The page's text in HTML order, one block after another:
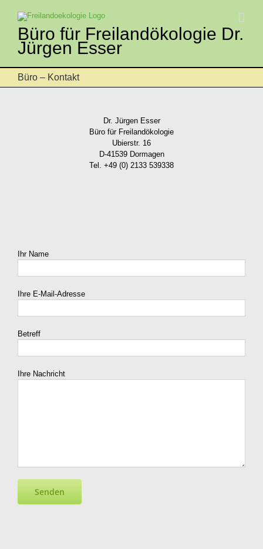
springenBüro für Freilandökologie Dr.
Jürgen Esser
Büro – Kontakt
Dr. Jürgen Esser
Büro für Freilandökologie
Ubierstr. 16
D-41539 Dormagen
Tel. +49 (0) 2133 539338
Ihr Name
Ihre E-Mail-Adresse
Betreff
Ihre Nachricht